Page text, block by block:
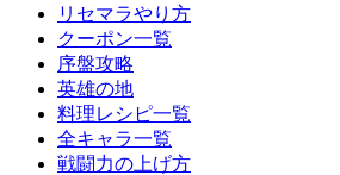
リセマラやり方
クーポン一覧
序盤攻略
英雄の地
料理レシピ一覧
全キャラ一覧
戦闘力の上げ方